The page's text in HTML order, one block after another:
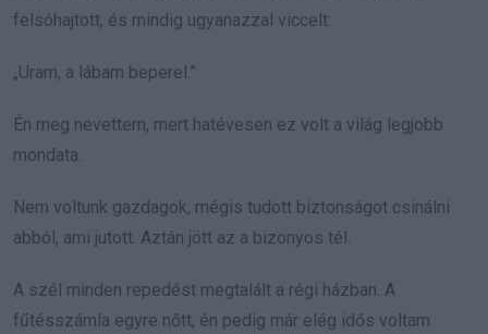
felsóhajtott, és mindig ugyanazzal viccelt:
„Uram, a lábam beperel.”
Én meg nevettem, mert hatévesen ez volt a világ legjobb
mondata.
Nem voltunk gazdagok, mégis tudott biztonságot csinálni
abból, ami jutott. Aztán jött az a bizonyos tél.
A szél minden repedést megtalált a régi házban. A
fűtésszámla egyre nőtt, én pedig már elég idős voltam